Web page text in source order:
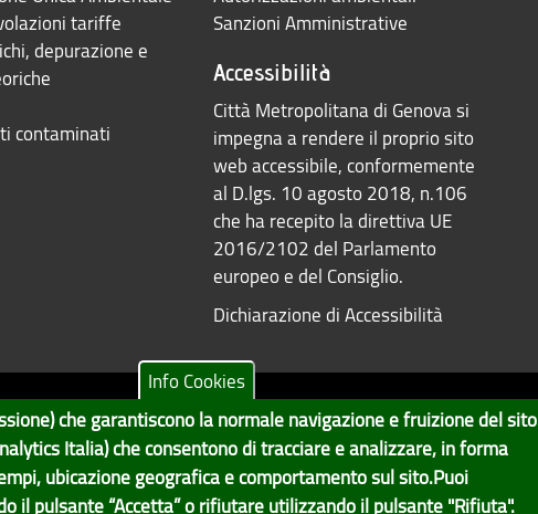
tariffe
depurazione e
contaminati
Sanzioni Amministrative
Accessibilità
Città Metropolitana di Genova si
impegna a rendere il proprio sito
web accessibile, conformemente
al D.lgs. 10 agosto 2018, n.106
che ha recepito la direttiva UE
2016/2102 del Parlamento
europeo e del Consiglio.
Dichiarazione di Accessibilità
GenovaMetropoli
Tecnologie e Accessibilità Privacy
Contatti per il sito Web Statistiche
Info Cookies
che garantiscono la normale navigazione e fruizione del sito
Italia) che consentono di tracciare e analizzare, in forma
ubicazione geografica e comportamento sul sito.Puoi
il pulsante “Accetta” o rifiutare utilizzando il pulsante "Rifiuta".